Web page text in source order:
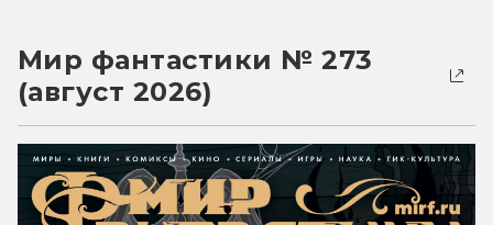
Мир фантастики № 273
(август 2026)